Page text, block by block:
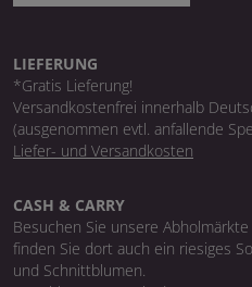
LIEFERUNG
*Gratis Lieferung!
Versandkostenfrei innerhalb
(ausgenommen evtl. anfallende
Liefer- und Versandkosten
CASH & CARRY
Besuchen Sie unsere
finden Sie dort auch ein riesiges
und Schnittblumen.